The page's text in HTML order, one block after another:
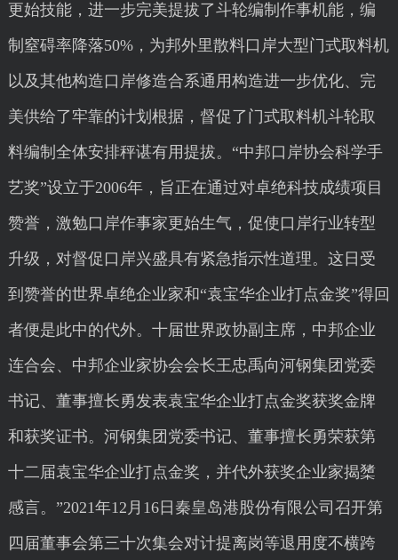
更始技能，进一步完美提拔了斗轮编制作事机能，编
制窒碍率降落50%，为邦外里散料口岸大型门式取料机
以及其他构造口岸修造合系通用构造进一步优化、完
美供给了牢靠的计划根据，督促了门式取料机斗轮取
料编制全体安排秤谌有用提拔。“中邦口岸协会科学手
艺奖”设立于2006年，旨正在通过对卓绝科技成绩项目
赞誉，激勉口岸作事家更始生气，促使口岸行业转型
升级，对督促口岸兴盛具有紧急指示性道理。这日受
到赞誉的世界卓绝企业家和“袁宝华企业打点金奖”得回
者便是此中的代外。十届世界政协副主席，中邦企业
连合会、中邦企业家协会会长王忠禹向河钢集团党委
书记、董事擅长勇发表袁宝华企业打点金奖获奖金牌
和获奖证书。河钢集团党委书记、董事擅长勇荣获第
十二届袁宝华企业打点金奖，并代外获奖企业家揭橥
感言。”2021年12月16日秦皇岛港股份有限公司召开第
四届董事会第三十次集会对计提离岗等退用度不横跨